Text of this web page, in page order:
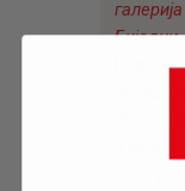
галерија
и